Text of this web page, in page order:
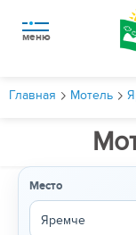
меню
Главная Мотель
Место